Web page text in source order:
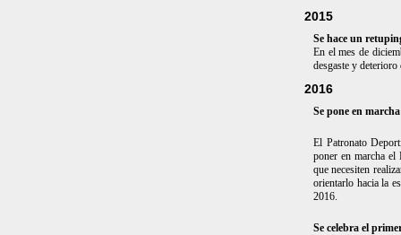
2015
Se hace un
En el mes de
desgaste y
2016
Se pone en
El Patronato
poner en marcha el
que necesiten
orientarlo hacia la
2016.
Se celebra el